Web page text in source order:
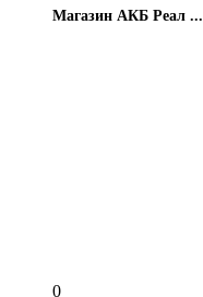
Магазин АКБ Реал ...
0